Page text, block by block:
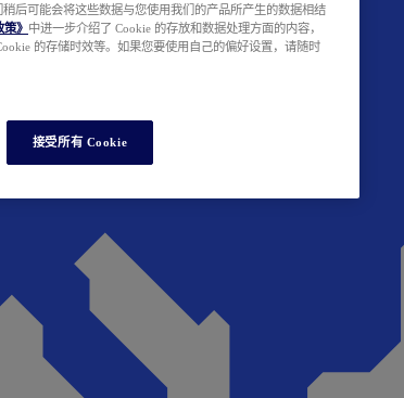
后可能会将这些数据与您使用我们的产品所产生的数据相结
策》 中进一步介绍了 Cookie 的存放和数据处理方面的内容，
的存储时效等。如果您要使用自己的偏好设置，请随时
接受所有 Cookie